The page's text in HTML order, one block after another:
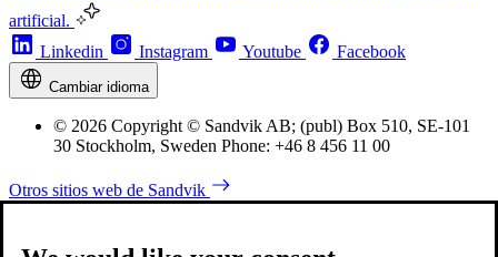
artificial.
Linkedin
Instagram Youtube Facebook
Cambiar idioma
© 2026 Copyright © Sandvik AB; (publ) Box 510, SE-101
30 Stockholm, Sweden Phone: +46 8 456 11 00
Otros sitios web de Sandvik